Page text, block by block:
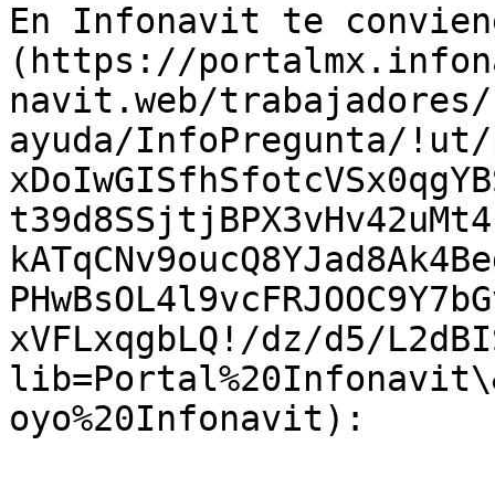
En Infonavit te
(https://
navit.web/
ayuda/InfoPregunta/
xVFLxqgbLQ!/dz/d5/
oyo%20Infonavit):